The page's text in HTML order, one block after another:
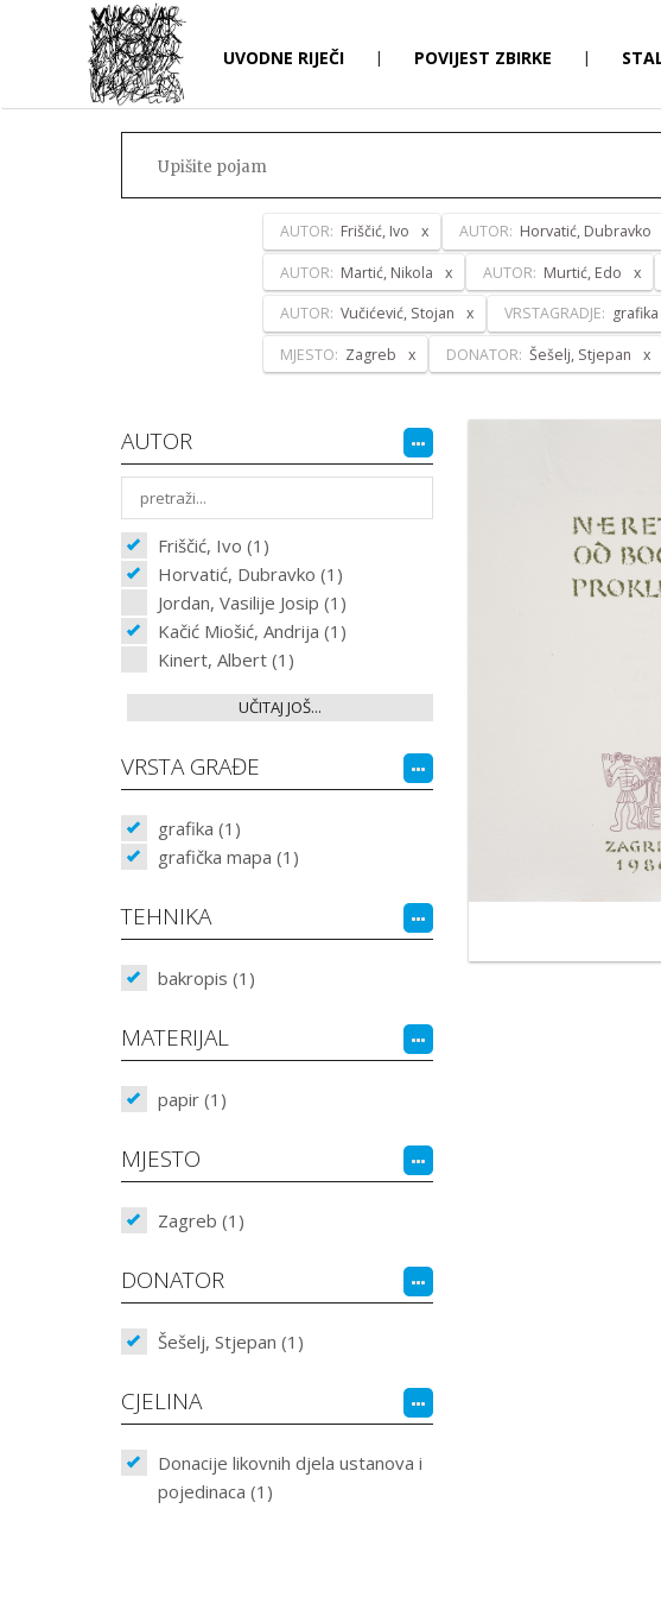
UVODNE RIJEČI | POVIJEST ZBIRKE |
AUTOR: Friščić, Ivo AUTOR: Horvatić, Dubravko
AUTOR: Martić, Nikola AUTOR: Murtić, Edo
AUTOR: Vučićević, Stojan VRSTAGRADJE: grafika
MJESTO: Zagreb DONATOR: Šešelj, Stjepan
AUTOR
Friščić, Ivo (1)
Horvatić, Dubravko (1)
Jordan, Vasilije Josip (1)
Kačić Miošić, Andrija (1)
Kinert, Albert (1)
UČITAJ JOŠ...
VRSTA GRAĐE
grafika (1)
grafička mapa (1)
TEHNIKA
bakropis (1)
MATERIJAL
papir (1)
MJESTO
Zagreb (1)
DONATOR
Šešelj, Stjepan (1)
CJELINA
Donacije likovnih djela ustanova i
pojedinaca (1)